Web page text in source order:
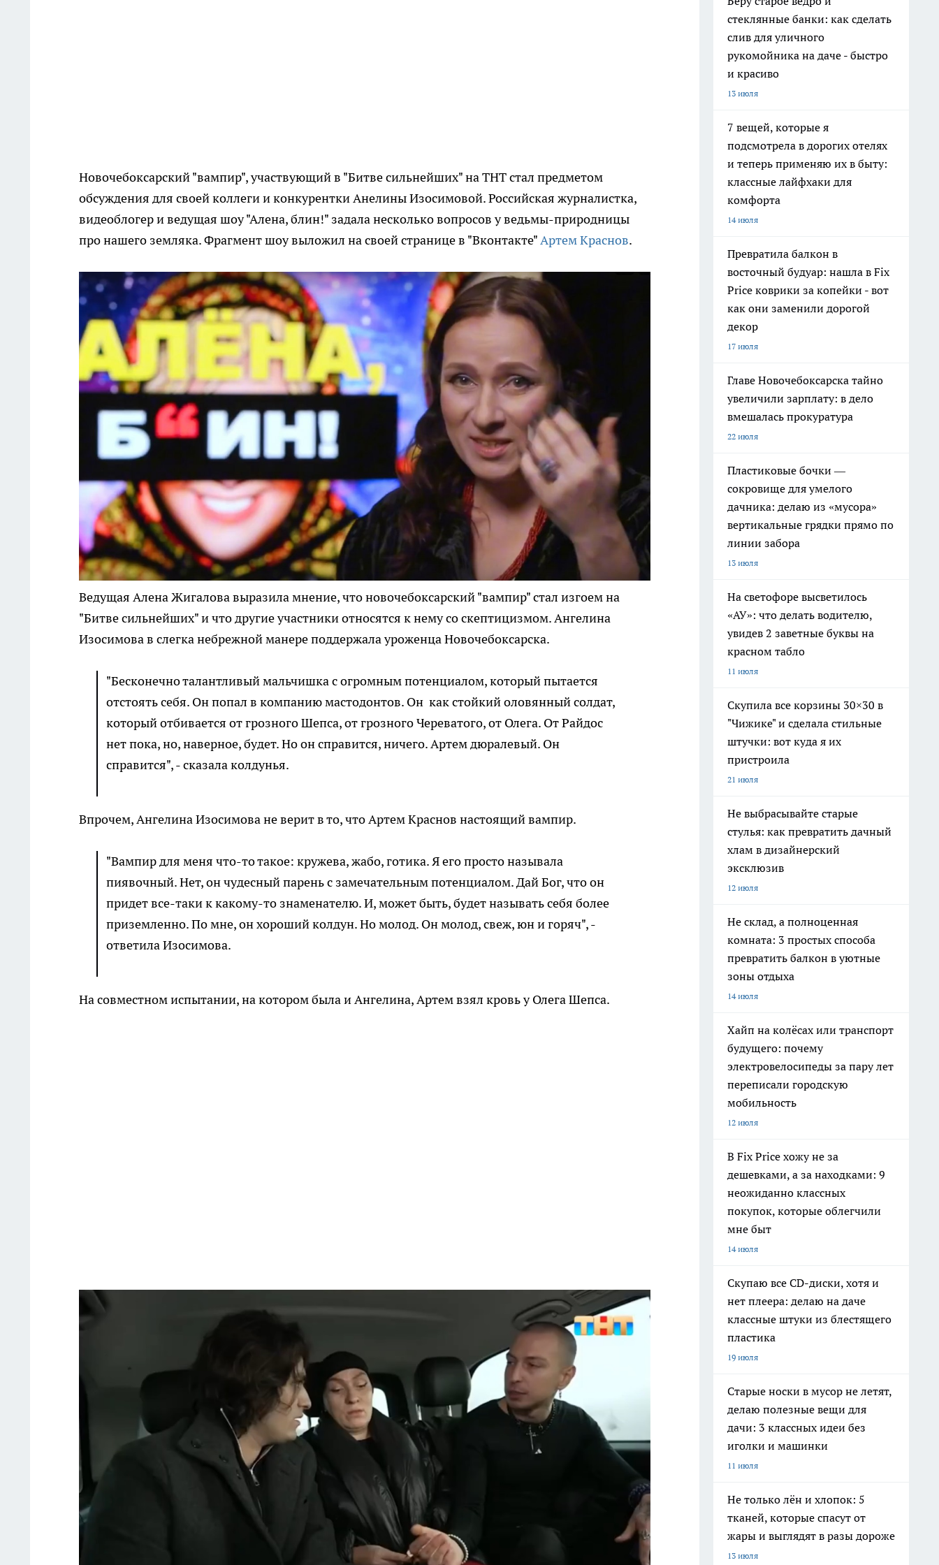
Новочебоксарский "вампир", участвующий в "Битве сильнейших" на ТНТ стал предметом
обсуждения для своей коллеги и конкурентки Анелины Изосимовой. Российская журналистка,
видеоблогер и ведущая шоу "Алена, блин!" задала несколько вопросов у ведьмы-природницы
про нашего земляка. Фрагмент шоу выложил на своей странице в "Вконтакте"Артем Краснов.
Ведущая Алена Жигалова выразила мнение, что новочебоксарский "вампир" стал изгоем на
"Битве сильнейших" и что другие участники относятся к нему со скептицизмом. Ангелина
Изосимова в слегка небрежной манере поддержала уроженца Новочебоксарска.
"Бесконечно талантливый мальчишка с огромным потенциалом, который пытается
отстоять себя. Он попал в компанию мастодонтов. Он как стойкий оловянный солдат,
который отбивается от грозного Шепса, от грозного Череватого, от Олега. От Райдос
нет пока, но, наверное, будет. Но он справится, ничего. Артем дюралевый. Он
справится", - сказала колдунья.
Впрочем, Ангелина Изосимова не верит в то, что Артем Краснов настоящий вампир.
"Вампир для меня что-то такое: кружева, жабо, готика. Я его просто называла
пиявочный. Нет, он чудесный парень с замечательным потенциалом. Дай Бог, что он
придет все-таки к какому-то знаменателю. И, может быть, будет называть себя более
приземленно. По мне, он хороший колдун. Но молод. Он молод, свеж, юн и горяч", -
ответила Изосимова.
На совместном испытании, на котором была и Ангелина, Артем взял кровь у Олега Шепса.
стеклянные банки: как сделать
слив для уличного
рукомойника на даче - быстро
и красиво
13 июля
7 вещей, которые я
подсмотрела в дорогих отелях
и теперь применяю их в быту:
классные лайфхаки для
комфорта
14 июля
Превратила балкон в
восточный будуар: нашла в Fix
Price коврики за копейки - вот
как они заменили дорогой
декор
17 июля
Главе Новочебоксарска тайно
увеличили зарплату: в дело
вмешалась прокуратура
22 июля
Пластиковые бочки —
сокровище для умелого
дачника: делаю из «мусора»
вертикальные грядки прямо по
линии забора
13 июля
На светофоре высветилось
«АУ»: что делать водителю,
увидев 2 заветные буквы на
красном табло
11 июля
Скупила все корзины 30×30 в
"Чижике" и сделала стильные
штучки: вот куда я их
пристроила
21 июля
Не выбрасывайте старые
стулья: как превратить дачный
хлам в дизайнерский
эксклюзив
12 июля
Не склад, а полноценная
комната: 3 простых способа
превратить балкон в уютные
зоны отдыха
14 июля
Хайп на колёсах или транспорт
будущего: почему
электровелосипеды за пару лет
переписали городскую
мобильность
12 июля
В Fix Price хожу не за
дешевками, а за находками: 9
неожиданно классных
покупок, которые облегчили
мне быт
14 июля
Скупаю все CD-диски, хотя и
нет плеера: делаю на даче
классные штуки из блестящего
пластика
19 июля
Старые носки в мусор не летят,
делаю полезные вещи для
дачи: 3 классных идеи без
иголки и машинки
11 июля
Не только лён и хлопок: 5
тканей, которые спасут от
жары и выглядят в разы дороже
13 июля